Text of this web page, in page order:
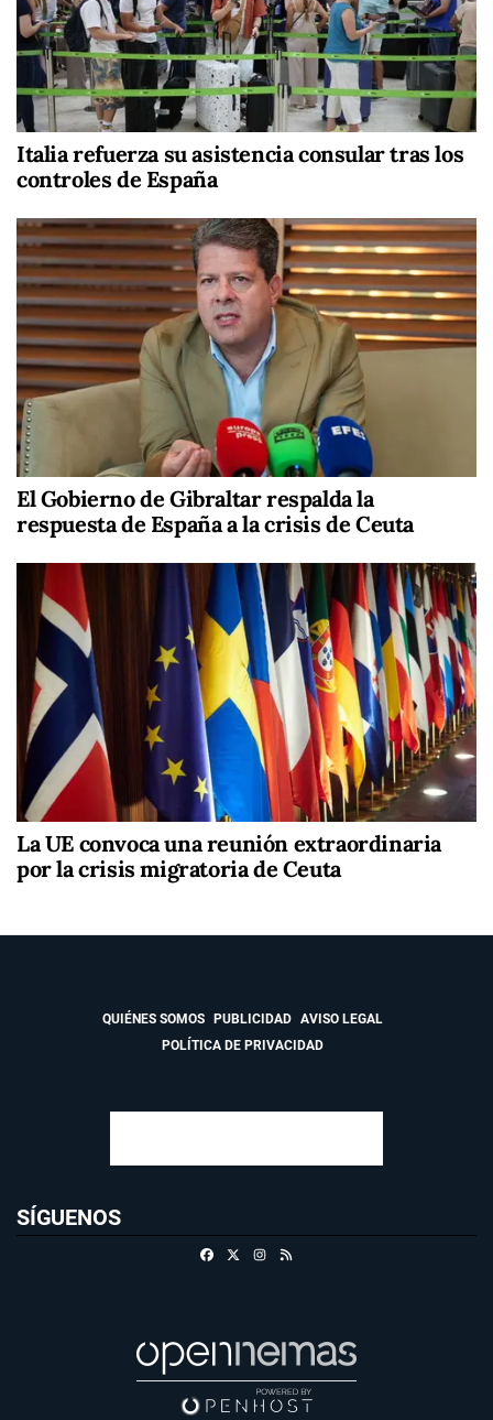
Italia refuerza su asistencia consular tras los
controles de España
El Gobierno de Gibraltar respalda la
respuesta de España a la crisis de Ceuta
La UE convoca una reunión extraordinaria
por la crisis migratoria de Ceuta
QUIÉNES SOMOS PUBLICIDAD
AVISO LEGAL
POLÍTICA DE PRIVACIDAD
SÍGUENOS
FacebookInstagram